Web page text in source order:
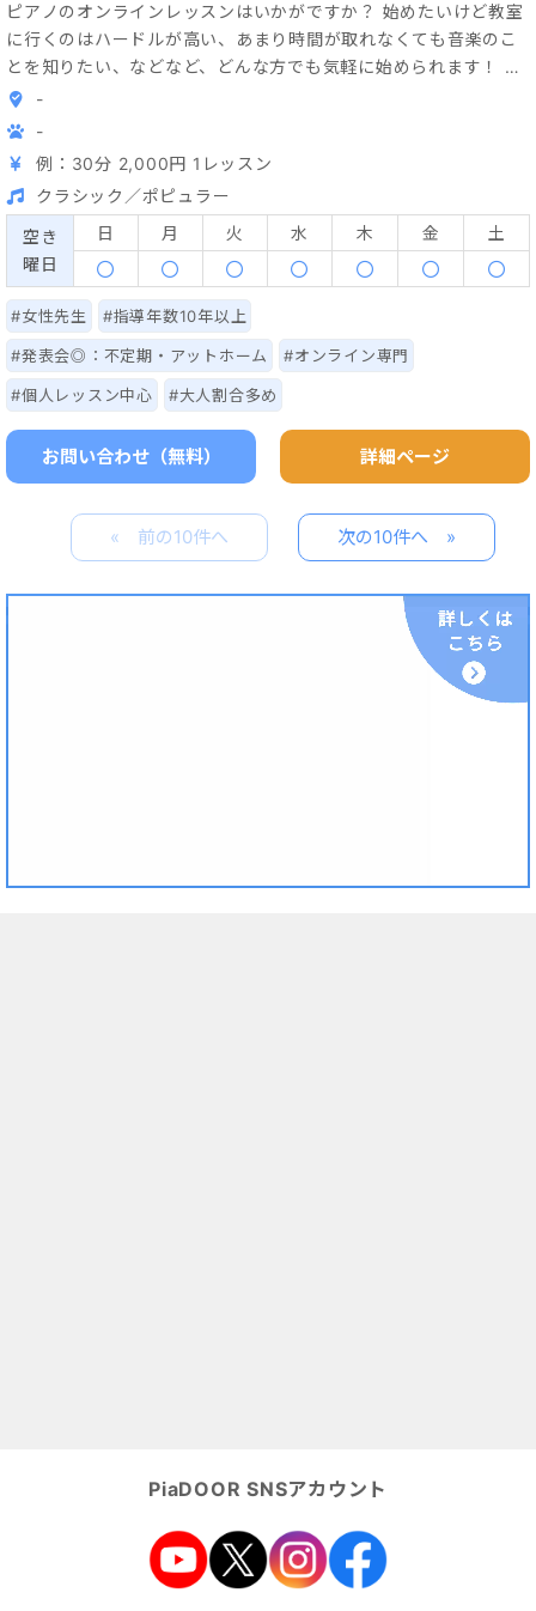
ピアノのオンラインレッスンはいかがですか？ 始めたいけど教室
に行くのはハードルが高い、あまり時間が取れなくても音楽のこ
とを知りたい、などなど、どんな方でも気軽に始められます！ レ
ッスン可能な時間帯は 14:30〜16:00 18:00〜21:00です。（日
本時間） ご希望の方は、希望する日時をお書きください。 レッス
者の方、お子様、音楽的に弾きたいなどの上級者の方、レッスン
内容のご希望もお聞きしますし、提案することも可能です。 講師
はクラシック音楽が専門ですが、楽譜のある曲でしたら、ジャン
ルは問いません。
-
-
例：30分 2,000円 1レッスン
クラシック／ポピュラー
空き
曜日
日 月 火 水 木 金 土
#女性先生 #指導年数10年以上
#発表会◎：不定期・アットホーム #オンライン専門
#個人レッスン中心 #大人割合多め
お問い合わせ（無料） 詳細ページ
« »
PiaDOOR SNSアカウント